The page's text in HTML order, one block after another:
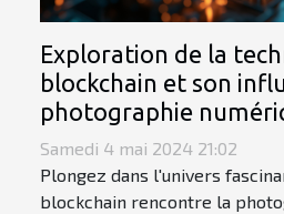
Exploration de la
blockchain et son
photographie
Samedi 4 mai 2024 21:02
Plongez dans l'univers
blockchain rencontre la